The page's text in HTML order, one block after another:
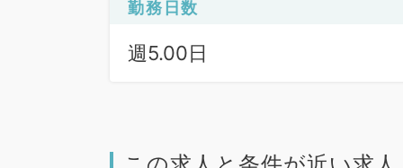
勤務日数
週5.00日